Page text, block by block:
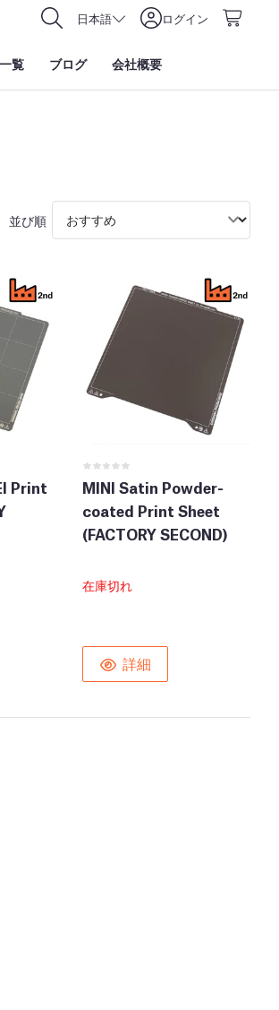
日本語 ログイン
覧 ブログ 会社概要
並び順
Print
MINI Satin Powder-
coated Print Sheet
(FACTORY SECOND)
在庫切れ
詳細